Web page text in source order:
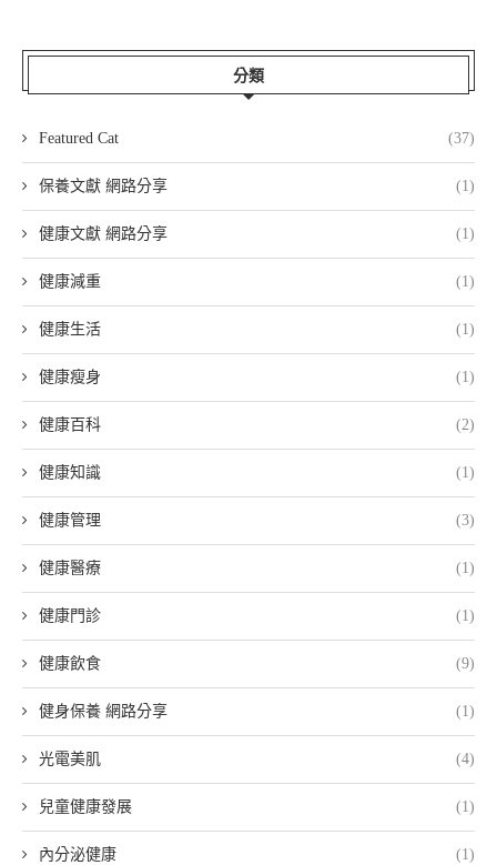
分類
Featured Cat (37)
保養文獻 網路分享 (1)
健康文獻 網路分享 (1)
健康減重 (1)
健康生活 (1)
健康瘦身 (1)
健康百科 (2)
健康知識 (1)
健康管理 (3)
健康醫療 (1)
健康門診 (1)
健康飲食 (9)
健身保養 網路分享 (1)
光電美肌 (4)
兒童健康發展 (1)
內分泌健康 (1)